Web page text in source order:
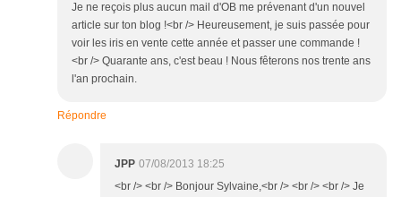
Je ne reçois plus aucun mail d'OB me prévenant d'un nouvel
article sur ton blog !<br /> Heureusement, je suis passée pour
voir les iris en vente cette année et passer une commande !
<br /> Quarante ans, c'est beau ! Nous fêterons nos trente ans
l'an prochain.
Répondre
JPP 07/08/2013 18:25
<br /> <br /> Bonjour Sylvaine,<br /> <br /> <br /> Je